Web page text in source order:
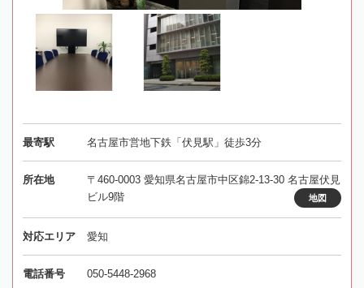
最寄駅 名古屋市営地下鉄「伏見駅」徒歩3分
所在地
〒460-0003 愛知県名古屋市中区錦2-13-30 名古屋伏見
ビル9階
地図
対応エリア 愛知
電話番号 050-5448-2968